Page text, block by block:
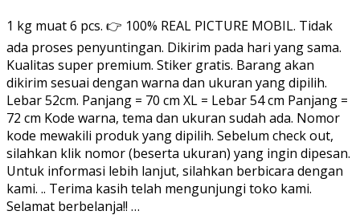
1 kg muat 6 pcs. 👉 100% REAL PICTURE MOBIL. Tidak
ada proses penyuntingan. Dikirim pada hari yang sama.
Kualitas super premium. Stiker gratis. Barang akan
dikirim sesuai dengan warna dan ukuran yang dipilih.
Lebar 52cm. Panjang = 70 cm XL = Lebar 54 cm Panjang =
72 cm Kode warna, tema dan ukuran sudah ada. Nomor
kode mewakili produk yang dipilih. Sebelum check out,
silahkan klik nomor (beserta ukuran) yang ingin dipesan.
Untuk informasi lebih lanjut, silahkan berbicara dengan
kami. .. Terima kasih telah mengunjungi toko kami.
Selamat berbelanja!! …